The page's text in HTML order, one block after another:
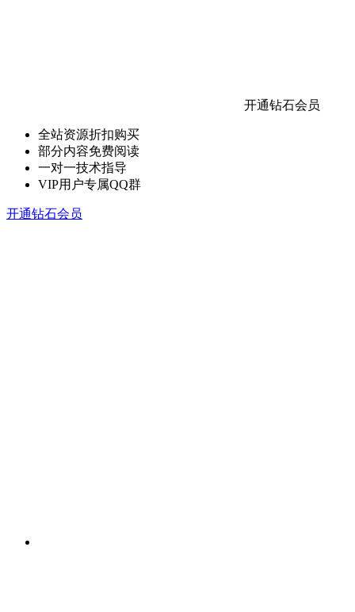
开通钻石会员
全站资源折扣购买
部分内容免费阅读
一对一技术指导
VIP用户专属QQ群
开通钻石会员